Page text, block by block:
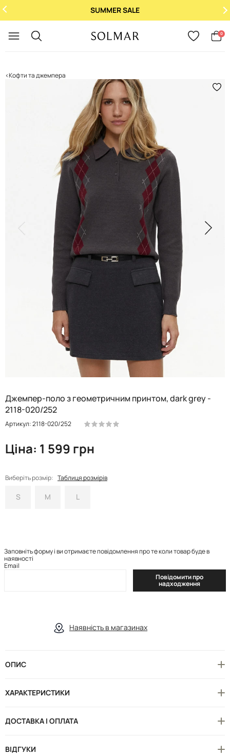
SUMMER SALE
0
Кофти та джемпера
Джемпер-поло з геометричним принтом, dark grey -
2118-020/252
Артикул: 2118-020/252
Ціна: 1 599 грн
Виберіть розмір: Таблиця розмірів
S M L
Заповніть форму і ви отримаєте повідомлення про те коли товар буде в
наявності
Email
Повідомити про
надходження
Наявність в магазинах
ОПИС
ХАРАКТЕРИСТИКИ
ДОСТАВКА І ОПЛАТА
ВІДГУКИ